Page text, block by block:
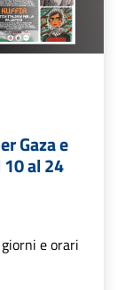
Gaza e
al 24
e orari